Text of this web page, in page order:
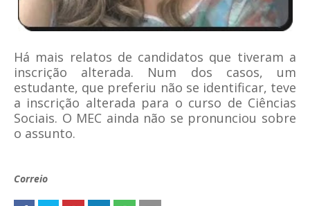
Há mais relatos de candidatos que tiveram a
inscrição alterada. Num dos casos, um
estudante, que preferiu não se identificar, teve
a inscrição alterada para o curso de Ciências
Sociais. O MEC ainda não se pronunciou sobre
o assunto.
Correio